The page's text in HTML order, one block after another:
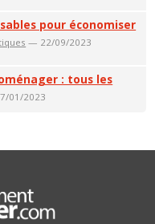
pour économiser
— 22/09/2023
: tous les
01/2023